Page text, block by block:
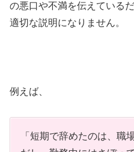
の悪口や不満を伝えている
適切な説明になりません。
例えば、
「短期で辞めたのは、職